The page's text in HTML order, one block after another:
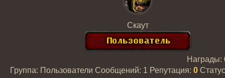
Скаут
Группа: Пользователи Сообщений: 1
Награды:
Репутация: 0